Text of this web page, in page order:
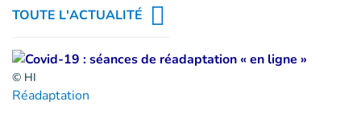
TOUTE L'ACTUALITÉ
© HI
Réadaptation